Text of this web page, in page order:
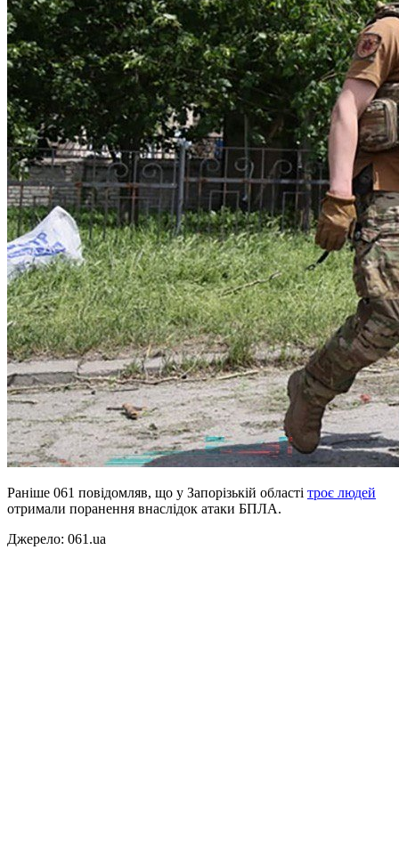
Раніше 061 повідомляв, що у Запорізькій області троє людей
отримали поранення внаслідок атаки БПЛА.
Джерело: 061.ua